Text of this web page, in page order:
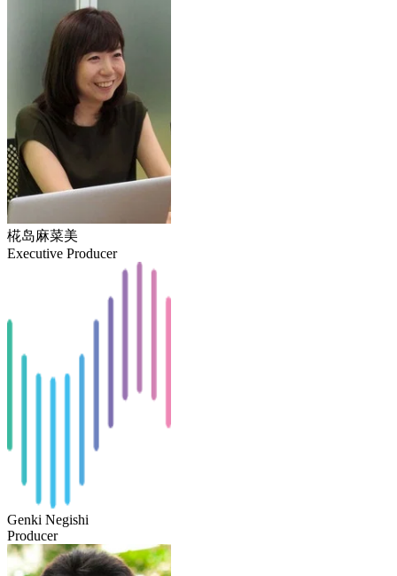
椛岛麻菜美
Executive Producer
Genki Negishi
Producer